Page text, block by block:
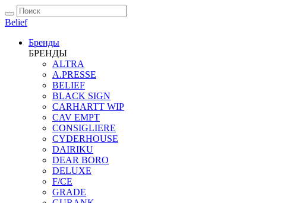
Belief
Бренды
БРЕНДЫ
ALTRA
A.PRESSE
BELIEF
BLACK SIGN
CARHARTT WIP
CAV EMPT
CONSIGLIERE
CYDERHOUSE
DAIRIKU
DEAR BORO
DELUXE
F/CE
GRADE